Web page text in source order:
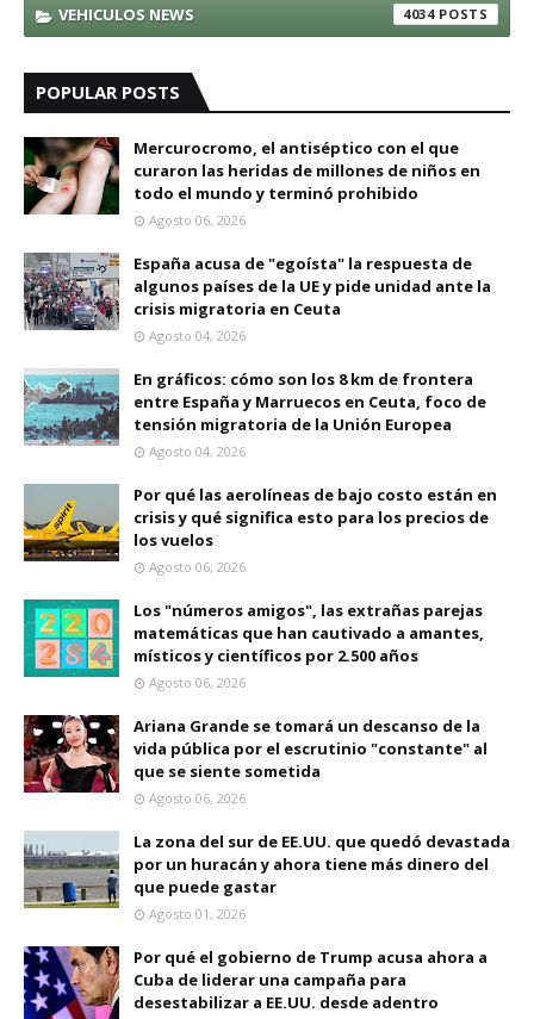
VEHICULOS NEWS 4034
POPULAR POSTS
Mercurocromo, el antiséptico con el que
curaron las heridas de millones de niños en
todo el mundo y terminó prohibido
Agosto 06, 2026
España acusa de "egoísta" la respuesta de
algunos países de la UE y pide unidad ante la
crisis migratoria en Ceuta
Agosto 04, 2026
En gráficos: cómo son los 8 km de frontera
entre España y Marruecos en Ceuta, foco de
tensión migratoria de la Unión Europea
Agosto 04, 2026
Por qué las aerolíneas de bajo costo están en
crisis y qué significa esto para los precios de
los vuelos
Agosto 06, 2026
Los "números amigos", las extrañas parejas
matemáticas que han cautivado a amantes,
místicos y científicos por 2.500 años
Agosto 06, 2026
Ariana Grande se tomará un descanso de la
vida pública por el escrutinio "constante" al
que se siente sometida
Agosto 06, 2026
La zona del sur de EE.UU. que quedó devastada
por un huracán y ahora tiene más dinero del
que puede gastar
Agosto 01, 2026
Por qué el gobierno de Trump acusa ahora a
Cuba de liderar una campaña para
desestabilizar a EE.UU. desde adentro